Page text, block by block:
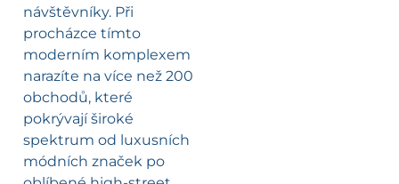
návštěvníky. Při
procházce tímto
moderním komplexem
narazíte na více než 200
obchodů, které
pokrývají široké
spektrum od luxusních
módních značek po